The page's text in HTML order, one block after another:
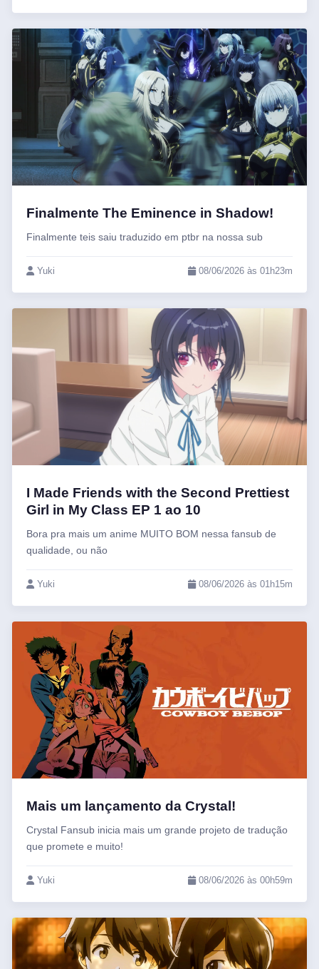
Finalmente The Eminence in Shadow!
Finalmente teis saiu traduzido em ptbr na nossa sub
Yuki 08/06/2026 às 01h23m
I Made Friends with the Second Prettiest
Girl in My Class EP 1 ao 10
Bora pra mais um anime MUITO BOM nessa fansub de
qualidade, ou não
Yuki 08/06/2026 às 01h15m
Mais um lançamento da Crystal!
Crystal Fansub inicia mais um grande projeto de tradução
que promete e muito!
Yuki 08/06/2026 às 00h59m